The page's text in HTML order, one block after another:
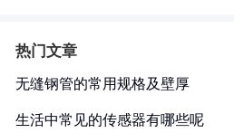
热门文章
无缝钢管的常用规格及壁厚
生活中常见的传感器有哪些呢